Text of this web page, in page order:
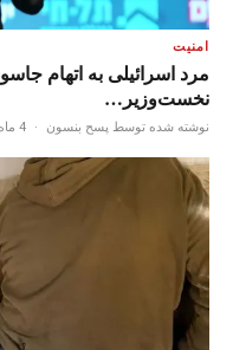
امنیت
مرد اسرائیلی به اتهام
نخست‌وزیر…
نوشته شده توسط پسح بنسون · 4 ماه پیش